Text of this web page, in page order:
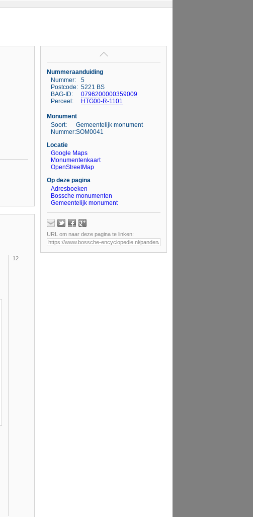
12
Nummeraanduiding
Nummer:
5
Postcode: 5221 BS
BAG-ID:
0796200000359009
Perceel:
HTG00-R-1101
Monument
Soort:
Gemeentelijk monument
Nummer:SOM0041
Locatie
Google Maps
Monumentenkaart
OpenStreetMap
Op deze pagina
Adresboeken
Bossche monumenten
Gemeentelijk monument
URL om naar deze pagina te linken: